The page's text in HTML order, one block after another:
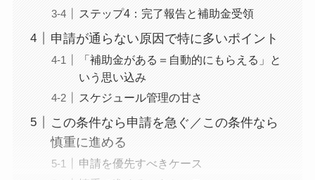
ステップ4：完了報告と補助金受領
申請が通らない原因で特に多いポイント
「補助金がある＝自動的にもらえる」と
いう思い込み
スケジュール管理の甘さ
この条件なら申請を急ぐ／この条件なら
慎重に進める
申請を優先すべきケース